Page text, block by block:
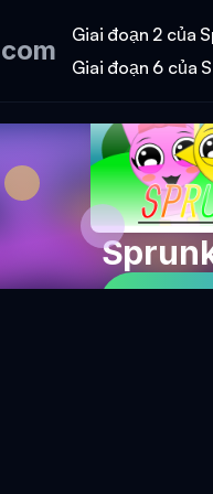
com
Giai đoạn 2 của
Giai đoạn 6 của